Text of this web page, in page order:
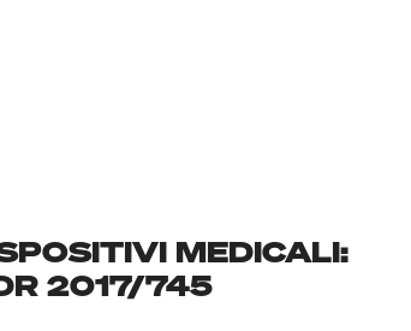
MEDICALI:
2017/745